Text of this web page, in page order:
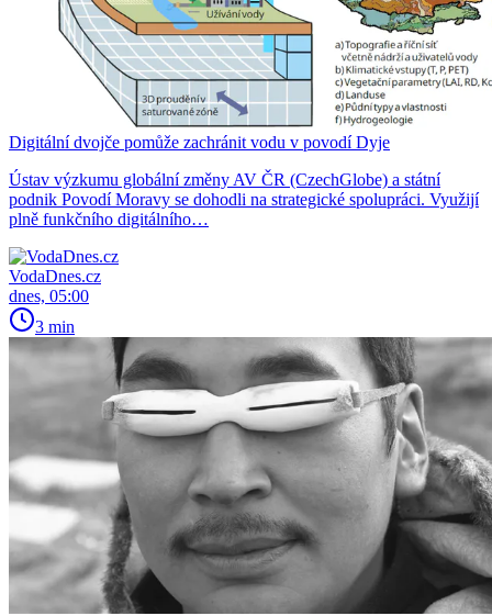
Digitální dvojče pomůže zachránit vodu v povodí Dyje
Ústav výzkumu globální změny AV ČR (CzechGlobe) a státní
podnik Povodí Moravy se dohodli na strategické spolupráci. Využijí
plně funkčního digitálního…
VodaDnes.cz
dnes, 05:00
3 min